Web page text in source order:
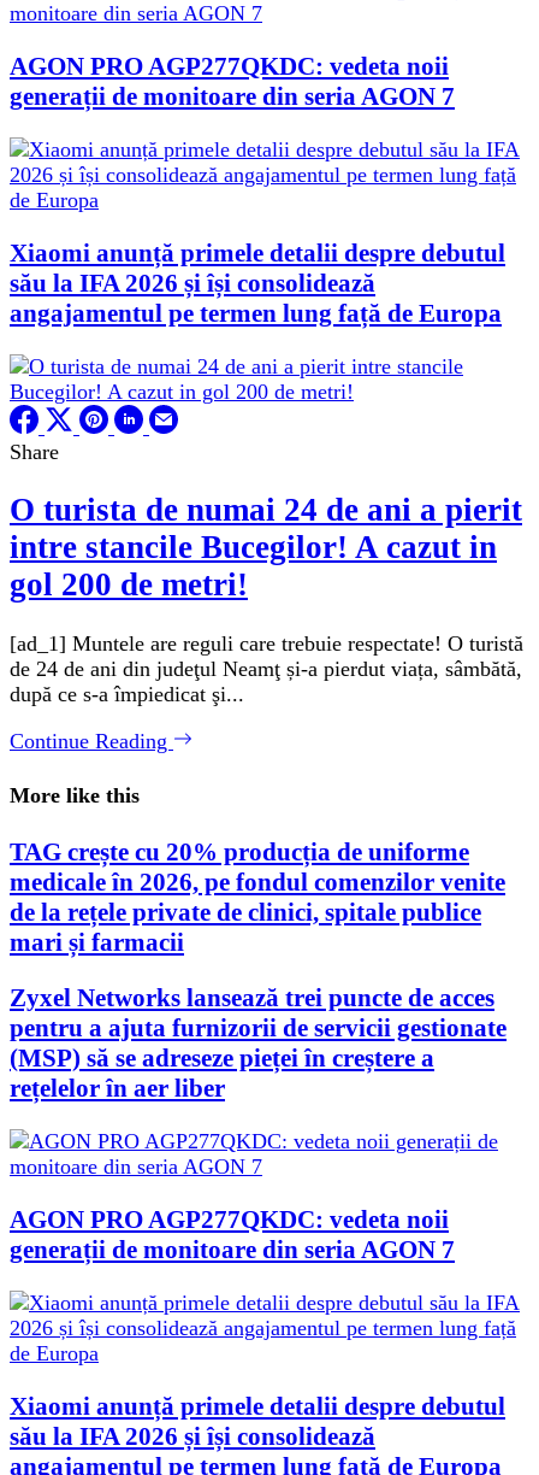
AGON PRO AGP277QKDC: vedeta noii
generații de monitoare din seria AGON 7
Xiaomi anunță primele detalii despre debutul
său la IFA 2026 și își consolidează
angajamentul pe termen lung față de Europa
Share
O turista de numai 24 de ani a pierit
intre stancile Bucegilor! A cazut in
gol 200 de metri!
[ad_1] Muntele are reguli care trebuie respectate! O turistă
de 24 de ani din judeţul Neamţ și-a pierdut viața, sâmbătă,
după ce s-a împiedicat şi...
Continue Reading
More like this
TAG crește cu 20% producția de uniforme
medicale în 2026, pe fondul comenzilor venite
de la rețele private de clinici, spitale publice
mari și farmacii
Zyxel Networks lansează trei puncte de acces
pentru a ajuta furnizorii de servicii gestionate
(MSP) să se adreseze pieței în creștere a
rețelelor în aer liber
AGON PRO AGP277QKDC: vedeta noii
generații de monitoare din seria AGON 7
Xiaomi anunță primele detalii despre debutul
său la IFA 2026 și își consolidează
angajamentul pe termen lung față de Europa